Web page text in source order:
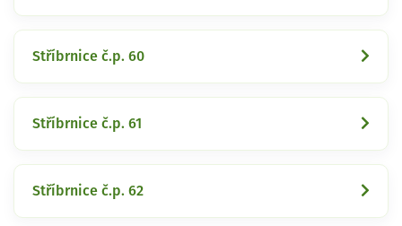
Stříbrnice č.p. 60
Stříbrnice č.p. 61
Stříbrnice č.p. 62